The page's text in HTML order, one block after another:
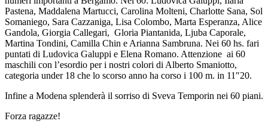
Pastena, Maddalena Martucci, Carolina Molteni, Charlotte Sana, Sol
Somaniego, Sara Cazzaniga, Lisa Colombo, Marta Esperanza, Alice
Gandola, Giorgia Callegari, Gloria Piantanida, Ljuba Caporale,
Martina Tondini, Camilla Chin e Arianna Sambruna. Nei 60 hs. fari
puntati di Ludovica Galuppi e Elena Romano. Attenzione ai 60
maschili con l’esordio per i nostri colori di Alberto Smaniotto,
categoria under 18 che lo scorso anno ha corso i 100 m. in 11″20.
Infine a Modena splenderà il sorriso di Sveva Temporin nei 60 piani.
Forza ragazze!